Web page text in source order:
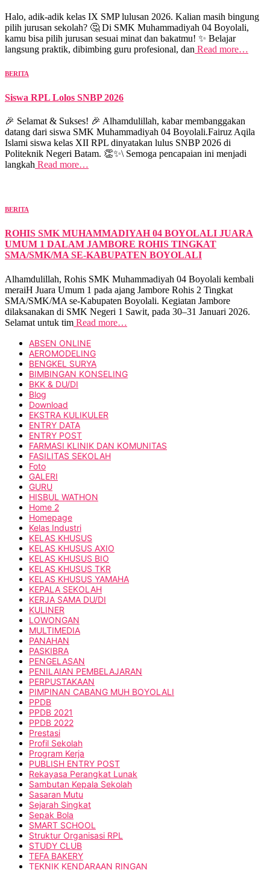
Halo, adik-adik kelas IX SMP lulusan 2026. Kalian masih bingung
pilih jurusan sekolah? 🤔 Di SMK Muhammadiyah 04 Boyolali,
kamu bisa pilih jurusan sesuai minat dan bakatmu! ✨ Belajar
langsung praktik, dibimbing guru profesional, dan Read more…
BERITA
Siswa RPL Lolos SNBP 2026
🎉 Selamat & Sukses! 🎉 Alhamdulillah, kabar membanggakan
datang dari siswa SMK Muhammadiyah 04 Boyolali.Fairuz Aqila
Islami siswa kelas XII RPL dinyatakan lulus SNBP 2026 di
Politeknik Negeri Batam. 👏✨\ Semoga pencapaian ini menjadi
langkah Read more…
BERITA
ROHIS SMK MUHAMMADIYAH 04 BOYOLALI JUARA
UMUM 1 DALAM JAMBORE ROHIS TINGKAT
SMA/SMK/MA SE-KABUPATEN BOYOLALI
Alhamdulillah, Rohis SMK Muhammadiyah 04 Boyolali kembali
meraiH Juara Umum 1 pada ajang Jambore Rohis 2 Tingkat
SMA/SMK/MA se-Kabupaten Boyolali. Kegiatan Jambore
dilaksanakan di SMK Negeri 1 Sawit, pada 30–31 Januari 2026.
Selamat untuk tim Read more…
ABSEN ONLINE
AEROMODELING
BENGKEL SURYA
BIMBINGAN KONSELING
BKK & DU/DI
Blog
Download
EKSTRA KULIKULER
ENTRY DATA
ENTRY POST
FARMASI KLINIK DAN KOMUNITAS
FASILITAS SEKOLAH
Foto
GALERI
GURU
HISBUL WATHON
Home 2
Homepage
Kelas Industri
KELAS KHUSUS
KELAS KHUSUS AXIO
KELAS KHUSUS BIO
KELAS KHUSUS TKR
KELAS KHUSUS YAMAHA
KEPALA SEKOLAH
KERJA SAMA DU/DI
KULINER
LOWONGAN
MULTIMEDIA
PANAHAN
PASKIBRA
PENGELASAN
PENILAIAN PEMBELAJARAN
PERPUSTAKAAN
PIMPINAN CABANG MUH BOYOLALI
PPDB
PPDB 2021
PPDB 2022
Prestasi
Profil Sekolah
Program Kerja
PUBLISH ENTRY POST
Rekayasa Perangkat Lunak
Sambutan Kepala Sekolah
Sasaran Mutu
Sejarah Singkat
Sepak Bola
SMART SCHOOL
Struktur Organisasi RPL
STUDY CLUB
TEFA BAKERY
TEKNIK KENDARAAN RINGAN